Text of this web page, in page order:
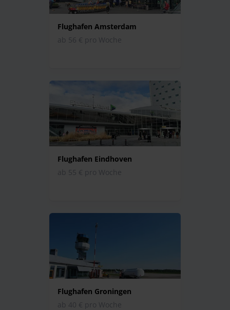
Flughafen Amsterdam
ab 56 € pro Woche
Flughafen Eindhoven
ab 55 € pro Woche
Flughafen Groningen
ab 40 € pro Woche